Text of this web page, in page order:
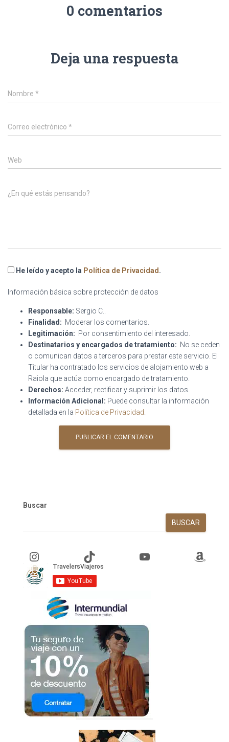
0 comentarios
Deja una respuesta
Nombre *
Correo electrónico *
Web
¿En qué estás pensando?
He leído y acepto la Política de Privacidad .
Información básica sobre protección de datos
Responsable: Sergio C..
Finalidad: Moderar los comentarios.
Legitimación: Por consentimiento del interesado.
Destinatarios y encargados de tratamiento: No se ceden
o comunican datos a terceros para prestar este servicio. El
Titular ha contratado los servicios de alojamiento web a
Raiola que actúa como encargado de tratamiento.
Derechos: Acceder, rectificar y suprimir los datos.
Información Adicional: Puede consultar la información
detallada en la Política de Privacidad
Buscar
BUSCAR
Instagram TikTok YouTube Amazon